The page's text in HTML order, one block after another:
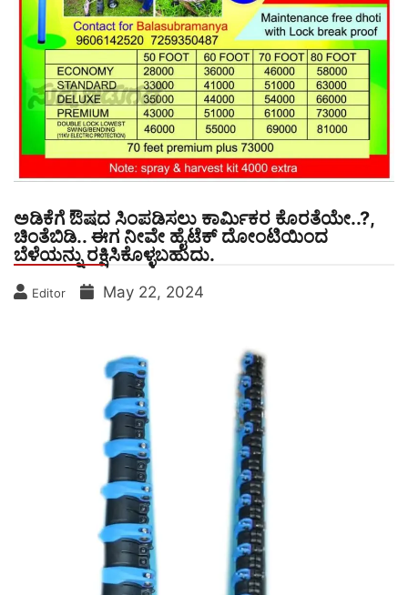
ಅಡಿಕೆಗೆ ಔಷದ ಸಿಂಪಡಿಸಲು ಕಾರ್ಮಿಕರ ಕೊರತೆಯೇ..?,
ಚಿಂತೆಬಿಡಿ.. ಈಗ ನೀವೇ ಹೈಟೆಕ್ ದೋಂಟಿಯಿಂದ
ಬೆಳೆಯನ್ನು ರಕ್ಷಿಸಿಕೊಳ್ಳಬಹುದು.
Editor May 22, 2024